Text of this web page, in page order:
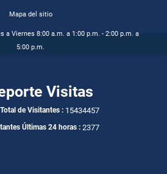
Mapa del sitio
a Viernes 8:00 a.m. a 1:00 p.m. - 2:00 p.m. a
5:00 p.m.
Visitas
Total de Visitantes : 15434457
Últimas 24 horas : 2377